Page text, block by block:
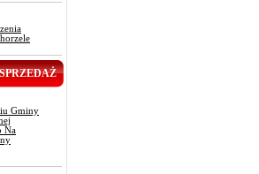
Gminy
Na